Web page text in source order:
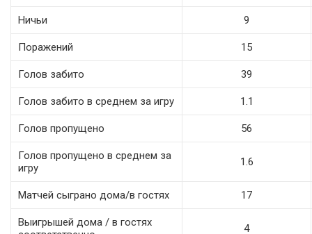
Ничьи 9
Поражений 15
Голов забито 39
Голов забито в среднем за игру 1.1
Голов пропущено 56
Голов пропущено в среднем за
игру
1.6
Матчей сыграно дома/в гостях 17
Выигрышей дома / в гостях
4